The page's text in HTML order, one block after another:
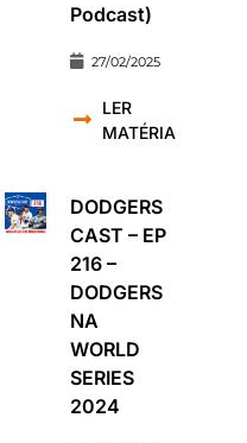
Podcast)
27/02/2025
LER
MATÉRIA
DODGERS
CAST – EP
216 –
DODGERS
NA
WORLD
SERIES
2024